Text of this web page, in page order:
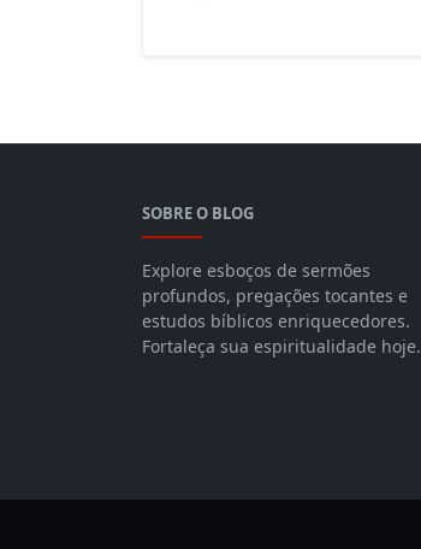
SOBRE O BLOG
Explore esboços de sermões
profundos, pregações tocantes e
estudos bíblicos enriquecedores.
Fortaleça sua espiritualidade hoje.